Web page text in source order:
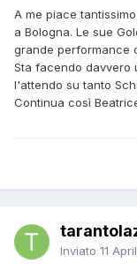
A me piace
a Bologna. Le sue
grande performance
Sta facendo davvero
l'attendo su tanto
Continua così
Inviato 11